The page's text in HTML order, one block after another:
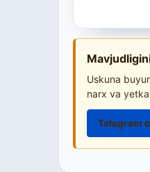
Uskuna
narx va
Telegram